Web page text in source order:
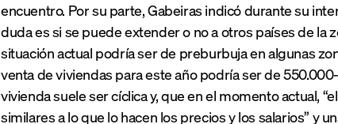
encuentro. Por su parte, Gabeiras indicó durante su
duda es si se puede extender o no a otros países de la
situación actual podría ser de preburbuja en algunas
venta de viviendas para este año podría ser de
vivienda suele ser cíclica y, que en el momento actual,
similares a lo que lo hacen los precios y los salarios” y